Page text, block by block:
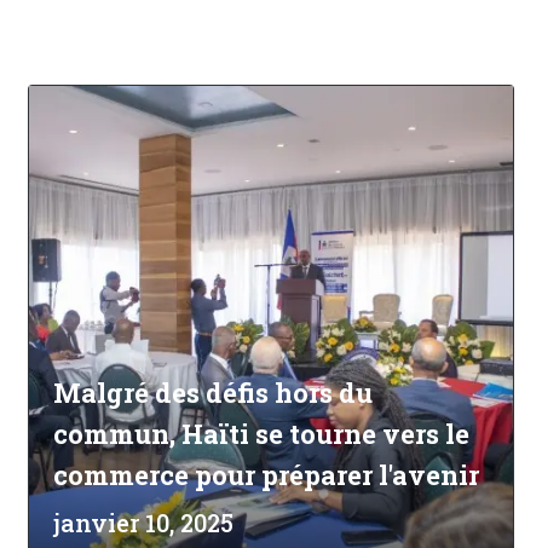
Malgré des défis hors du
commun, Haïti se tourne vers le
commerce pour préparer l'avenir
janvier 10, 2025